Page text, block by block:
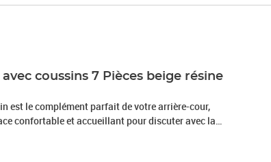
coussins 7 Pièces beige résine
est le complément parfait de votre arrière-cour,
confortable et accueillant pour discuter avec la
détendre et profiter de l'extérieur. Matériau